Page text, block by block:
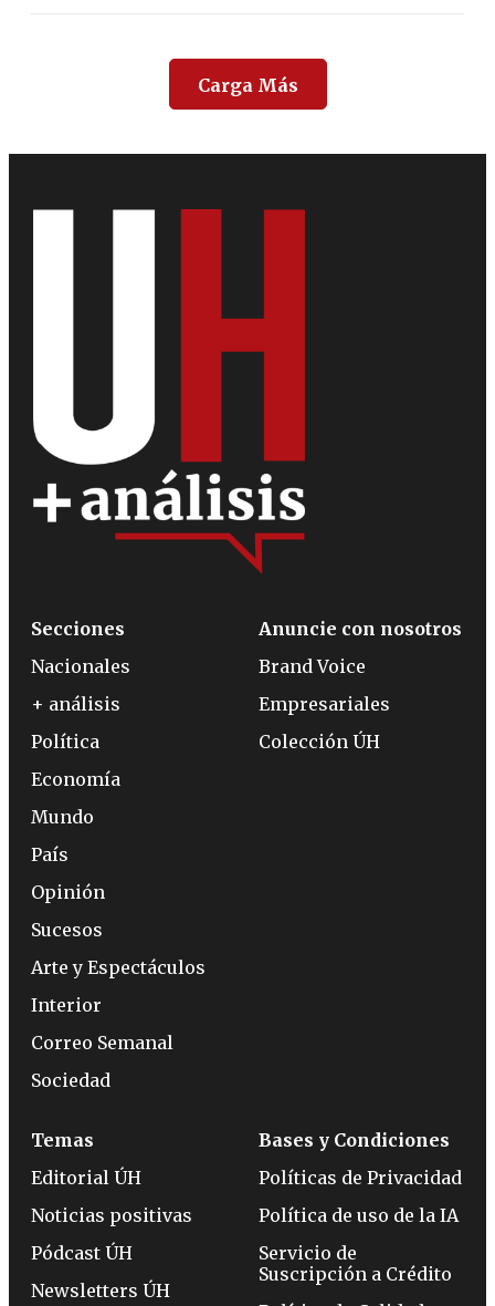
Carga Más
Secciones
Nacionales
+ análisis
Política
Economía
Mundo
País
Opinión
Sucesos
Arte y Espectáculos
Interior
Correo Semanal
Sociedad
Anuncie con nosotros
Brand Voice
Empresariales
Colección ÚH
Temas
Editorial ÚH
Noticias positivas
Pódcast ÚH
Newsletters ÚH
Bases y Condiciones
Políticas de Privacidad
Política de uso de la IA
Servicio de
Suscripción a Crédito